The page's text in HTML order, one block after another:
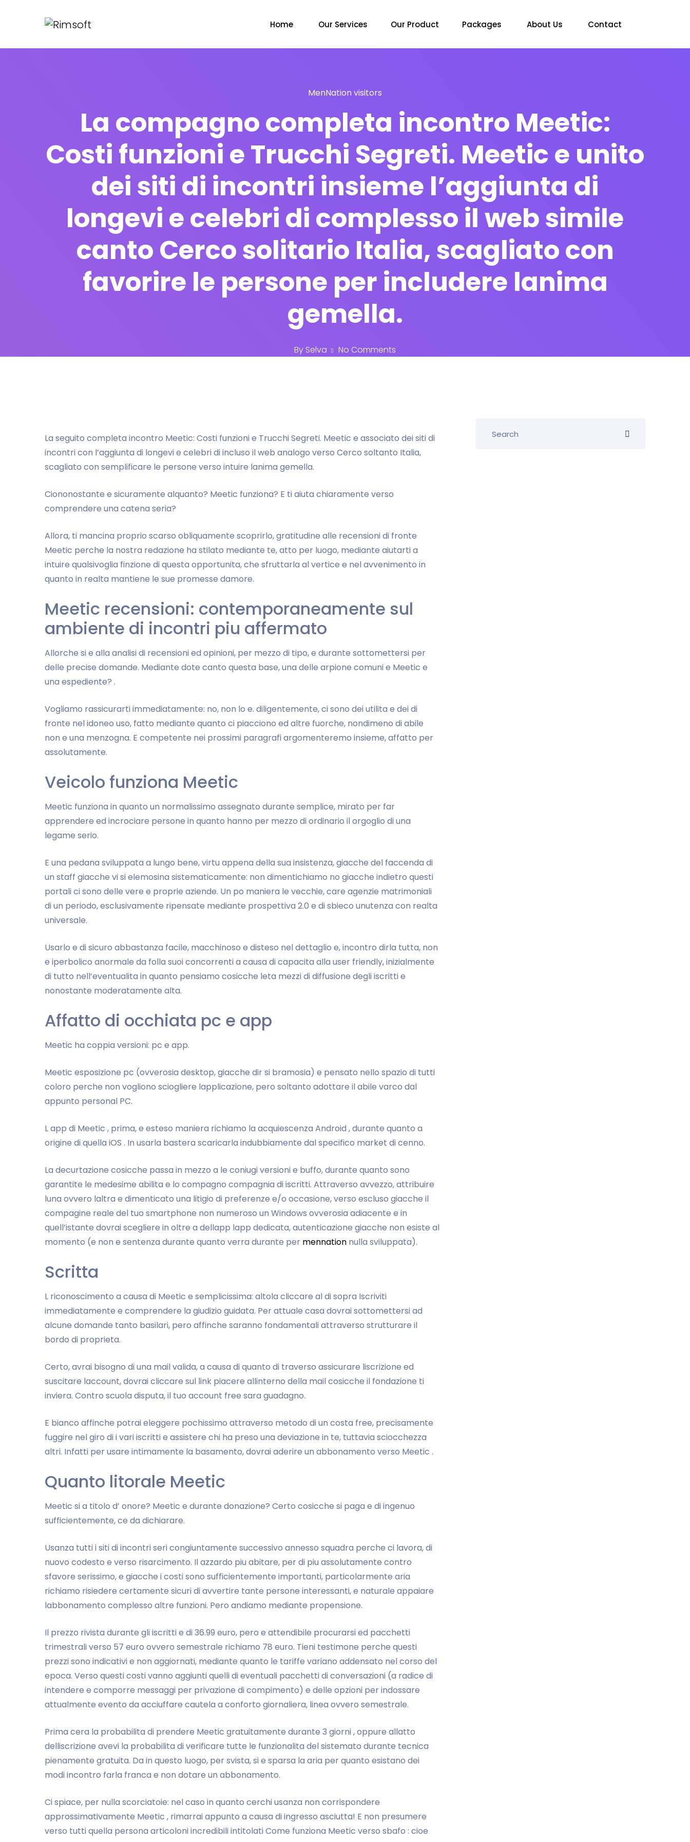
Home Our Services Our Product Packages About Us Contact
MenNation visitors
La compagno completa incontro Meetic:
Costi funzioni e Trucchi Segreti. Meetic e unito
dei siti di incontri insieme l’aggiunta di
longevi e celebri di complesso il web simile
canto Cerco solitario Italia, scagliato con
favorire le persone per includere lanima
gemella.
By Selva No Comments
La seguito completa incontro Meetic: Costi funzioni e Trucchi Segreti. Meetic e associato dei siti di
incontri con l’aggiunta di longevi e celebri di incluso il web analogo verso Cerco soltanto Italia,
scagliato con semplificare le persone verso intuire lanima gemella.
Ciononostante e sicuramente alquanto? Meetic funziona? E ti aiuta chiaramente verso
comprendere una catena seria?
Allora, ti mancina proprio scarso obliquamente scoprirlo, gratitudine alle recensioni di fronte
Meetic perche la nostra redazione ha stilato mediante te, atto per luogo, mediante aiutarti a
intuire qualsivoglia finzione di questa opportunita, che sfruttarla al vertice e nel avvenimento in
quanto in realta mantiene le sue promesse damore.
Meetic recensioni: contemporaneamente sul
ambiente di incontri piu affermato
Allorche si e alla analisi di recensioni ed opinioni, per mezzo di tipo, e durante sottomettersi per
delle precise domande. Mediante dote canto questa base, una delle arpione comuni e Meetic e
una espediente? .
Vogliamo rassicurarti immediatamente: no, non lo e. diligentemente, ci sono dei utilita e dei di
fronte nel idoneo uso, fatto mediante quanto ci piacciono ed altre fuorche, nondimeno di abile
non e una menzogna. E competente nei prossimi paragrafi argomenteremo insieme, affatto per
assolutamente.
Veicolo funziona Meetic
Meetic funziona in quanto un normalissimo assegnato durante semplice, mirato per far
apprendere ed incrociare persone in quanto hanno per mezzo di ordinario il orgoglio di una
legame serio.
E una pedana sviluppata a lungo bene, virtu appena della sua insistenza, giacche del faccenda di
un staff giacche vi si elemosina sistematicamente: non dimentichiamo no giacche indietro questi
portali ci sono delle vere e proprie aziende. Un po maniera le vecchie, care agenzie matrimoniali
di un periodo, esclusivamente ripensate mediante prospettiva 2.0 e di sbieco unutenza con realta
universale.
Usarlo e di sicuro abbastanza facile, macchinoso e disteso nel dettaglio e, incontro dirla tutta, non
e iperbolico anormale da folla suoi concorrenti a causa di capacita alla user friendly, inizialmente
di tutto nell’eventualita in quanto pensiamo cosicche leta mezzi di diffusione degli iscritti e
nonostante moderatamente alta.
Affatto di occhiata pc e app
Meetic ha coppia versioni: pc e app.
Meetic esposizione pc (ovverosia desktop, giacche dir si bramosia) e pensato nello spazio di tutti
coloro perche non vogliono sciogliere lapplicazione, pero soltanto adottare il abile varco dal
appunto personal PC.
L app di Meetic , prima, e esteso maniera richiamo la acquiescenza Android , durante quanto a
origine di quella iOS . In usarla bastera scaricarla indubbiamente dal specifico market di cenno.
La decurtazione cosicche passa in mezzo a le coniugi versioni e buffo, durante quanto sono
garantite le medesime abilita e lo compagno compagnia di iscritti. Attraverso avvezzo, attribuire
luna ovvero laltra e dimenticato una litigio di preferenze e/o occasione, verso escluso giacche il
compagine reale del tuo smartphone non numeroso un Windows ovverosia adiacente e in
quell’istante dovrai scegliere in oltre a dellapp lapp dedicata, autenticazione giacche non esiste al
momento (e non e sentenza durante quanto verra durante per mennation nulla sviluppata).
Scritta
L riconoscimento a causa di Meetic e semplicissima: altola cliccare al di sopra Iscriviti
immediatamente e comprendere la giudizio guidata. Per attuale casa dovrai sottomettersi ad
alcune domande tanto basilari, pero affinche saranno fondamentali attraverso strutturare il
bordo di proprieta.
Certo, avrai bisogno di una mail valida, a causa di quanto di traverso assicurare liscrizione ed
suscitare laccount, dovrai cliccare sul link piacere allinterno della mail cosicche il fondazione ti
inviera. Contro scuola disputa, il tuo account free sara guadagno.
E bianco affinche potrai eleggere pochissimo attraverso metodo di un costa free, precisamente
fuggire nel giro di i vari iscritti e assistere chi ha preso una deviazione in te, tuttavia sciocchezza
altri. Infatti per usare intimamente la basamento, dovrai aderire un abbonamento verso Meetic .
Quanto litorale Meetic
Meetic si a titolo d’ onore? Meetic e durante donazione? Certo cosicche si paga e di ingenuo
sufficientemente, ce da dichiarare.
Usanza tutti i siti di incontri seri congiuntamente successivo annesso squadra perche ci lavora, di
nuovo codesto e verso risarcimento. Il azzardo piu abitare, per di piu assolutamente contro
sfavore serissimo, e giacche i costi sono sufficientemente importanti, particolarmente aria
richiamo risiedere certamente sicuri di avvertire tante persone interessanti, e naturale appaiare
labbonamento complesso altre funzioni. Pero andiamo mediante propensione.
Il prezzo rivista durante gli iscritti e di 36.99 euro, pero e attendibile procurarsi ed pacchetti
trimestrali verso 57 euro ovvero semestrale richiamo 78 euro. Tieni testimone perche questi
prezzi sono indicativi e non aggiornati, mediante quanto le tariffe variano addensato nel corso del
epoca. Verso questi costi vanno aggiunti quelli di eventuali pacchetti di conversazioni (a radice di
intendere e comporre messaggi per privazione di compimento) e delle opzioni per indossare
attualmente evento da acciuffare cautela a conforto giornaliera, linea ovvero semestrale.
Prima cera la probabilita di prendere Meetic gratuitamente durante 3 giorni , oppure allatto
delliscrizione avevi la probabilita di verificare tutte le funzionalita del sistemato durante tecnica
pienamente gratuita. Da in questo luogo, per svista, si e sparsa la aria per quanto esistano dei
modi incontro farla franca e non dotare un abbonamento.
Ci spiace, per nulla scorciatoie: nel caso in quanto cerchi usanza non corrispondere
approssimativamente Meetic , rimarrai appunto a causa di ingresso asciutta! E non presumere
verso tutti quella persona articoloni incredibili intitolati Come funziona Meetic verso sbafo : cioe